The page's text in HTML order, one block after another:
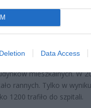
Data Access
mieszkalnych. W
rannych. Tylko w
1200 trafiło do szpitali.